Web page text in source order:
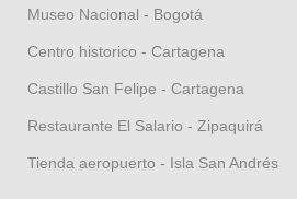
Museo Nacional - Bogotá
Centro historico - Cartagena
Castillo San Felipe - Cartagena
Restaurante El Salario - Zipaquirá
Tienda aeropuerto - Isla San Andrés